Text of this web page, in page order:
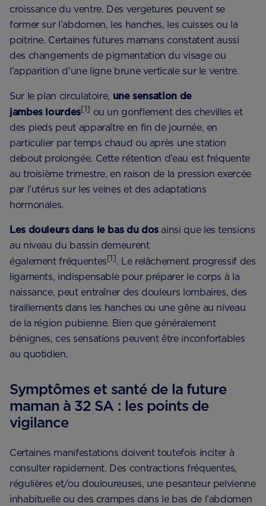
croissance du ventre. Des vergetures peuvent se
former sur l’abdomen, les hanches, les cuisses ou la
poitrine. Certaines futures mamans constatent aussi
des changements de pigmentation du visage ou
l’apparition d’une ligne brune verticale sur le ventre.
Sur le plan circulatoire, une sensation de
jambes lourdes[1] ou un gonflement des chevilles et
des pieds peut apparaître en fin de journée, en
particulier par temps chaud ou après une station
debout prolongée. Cette rétention d’eau est fréquente
au troisième trimestre, en raison de la pression exercée
par l’utérus sur les veines et des adaptations
hormonales.
Les douleurs dans le bas du dosainsi que les tensions
au niveau du bassin demeurent
également fréquentes[1]. Le relâchement progressif des
ligaments, indispensable pour préparer le corps à la
naissance, peut entraîner des douleurs lombaires, des
tiraillements dans les hanches ou une gêne au niveau
de la région pubienne. Bien que généralement
bénignes, ces sensations peuvent être inconfortables
au quotidien.
Symptômes et santé de la future
maman à 32 SA : les points de
vigilance
Certaines manifestations doivent toutefois inciter à
consulter rapidement. Des contractions fréquentes,
régulières et/ou douloureuses, une pesanteur pelvienne
inhabituelle ou des crampes dans le bas de l’abdomen